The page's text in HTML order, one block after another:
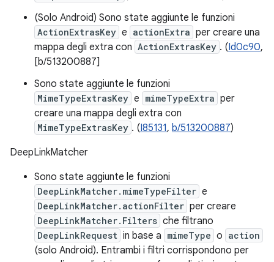
(Solo Android) Sono state aggiunte le funzioni
ActionExtrasKey e actionExtra per creare una
mappa degli extra con ActionExtrasKey . (Id0c90,
[b/513200887]
Sono state aggiunte le funzioni
MimeTypeExtrasKey e mimeTypeExtra per
creare una mappa degli extra con
MimeTypeExtrasKey . (I85131, b/513200887)
DeepLinkMatcher
Sono state aggiunte le funzioni
DeepLinkMatcher.mimeTypeFilter e
DeepLinkMatcher.actionFilter per creare
DeepLinkMatcher.Filters che filtrano
DeepLinkRequest in base a mimeType o action
(solo Android). Entrambi i filtri corrispondono per